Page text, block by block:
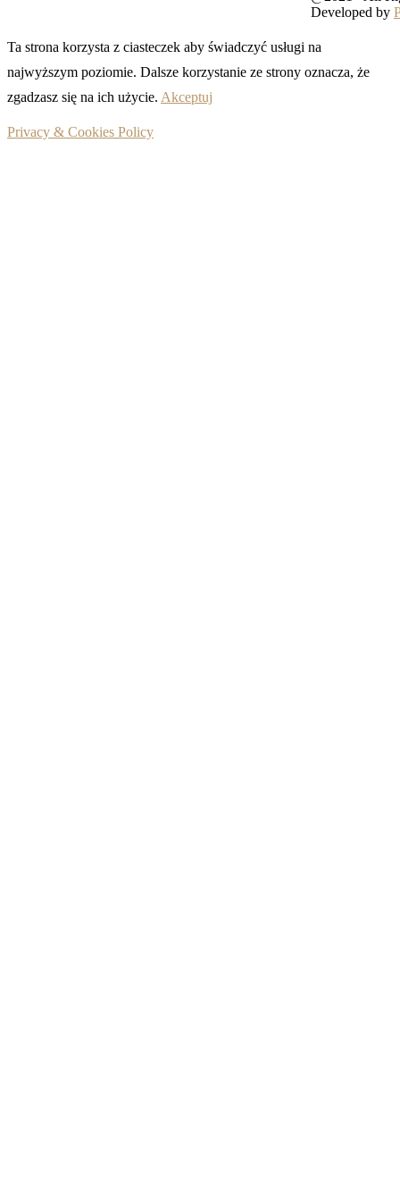
Developed by
Ta strona korzysta z ciasteczek aby świadczyć usługi na
najwyższym poziomie. Dalsze korzystanie ze strony oznacza, że
zgadzasz się na ich użycie. Akceptuj
Privacy & Cookies Policy